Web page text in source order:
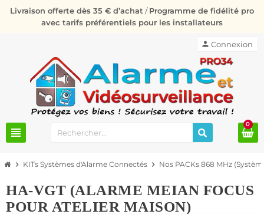
Livraison offerte dès 35 € d’achat /Programme de fidélité pro
avec tarifs préférentiels pour les installateurs
view_headline
person Connexion
0
chevron_right KITs Systèmes d'Alarme Connectés chevron_right Nos PACKs 868 MHz
HA-VGT (ALARME MEIAN FOCUS
POUR ATELIER MAISON)